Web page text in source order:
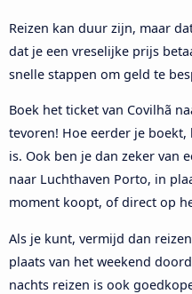
Reizen kan duur zijn, maar
dat je een vreselijke prijs
snelle stappen om geld te
Boek het ticket van Covilhã
tevoren! Hoe eerder je
is. Ook ben je dan zeker van
naar Luchthaven Porto, in
moment koopt, of direct op
Als je kunt, vermijd dan
plaats van het weekend
nachts reizen is ook